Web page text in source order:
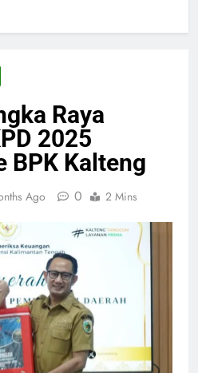
Raya
2025
BPK Kalteng
Ago 0 2 Mins